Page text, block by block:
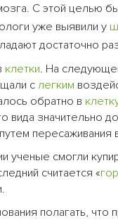
С этой целью
уже выявили у
достаточно
клетки. На
с легким
обратно в
вида
пересаживания
ученые смогли
считается «
полагать,